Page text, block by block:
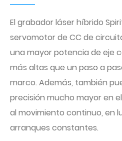
El grabador láser híbrido
servomotor de CC de
una mayor potencia de eje
más altas que un paso a
marco. Además, también
precisión mucho mayor en
al movimiento continuo, en
arranques constantes.